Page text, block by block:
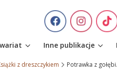
Inne publikacje
z dreszczykiem Potrawka z